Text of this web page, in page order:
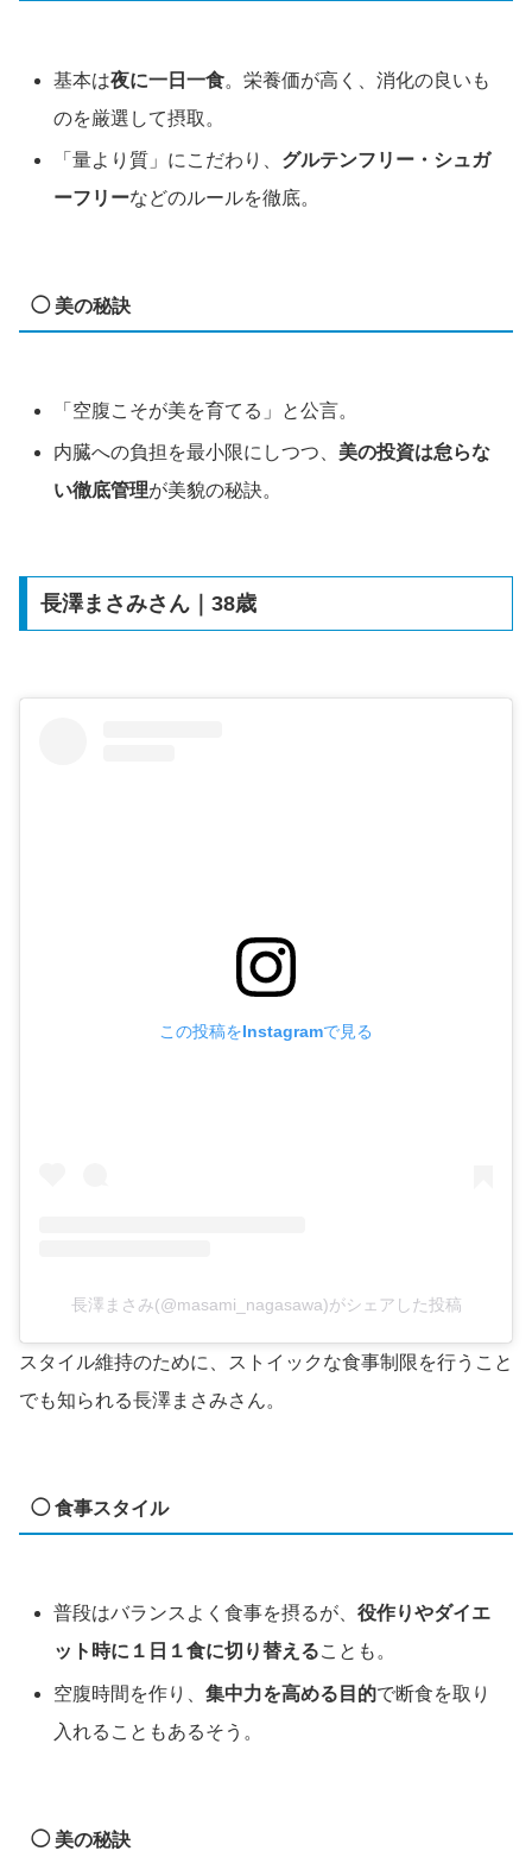
基本は夜に一日一食。栄養価が高く、消化の良いも
のを厳選して摂取。
「量より質」にこだわり、 グルテンフリー・シュガ
ーフリーなどのルールを徹底。
◯ 美の秘訣
「空腹こそが美を育てる」と公言。
内臓への負担を最小限にしつつ、 美の投資は怠らな
い徹底管理が美貌の秘訣。
長澤まさみさん｜38歳
この投稿をInstagramで見る
長澤まさみ(@masami_nagasawa)がシェアした投稿
スタイル維持のために、ストイックな食事制限を行うこと
でも知られる長澤まさみさん。
◯ 食事スタイル
普段はバランスよく食事を摂るが、役作りやダイエ
ット時に１日１食に切り替えることも。
空腹時間を作り、集中力を高める目的で断食を取り
入れることもあるそう。
◯ 美の秘訣